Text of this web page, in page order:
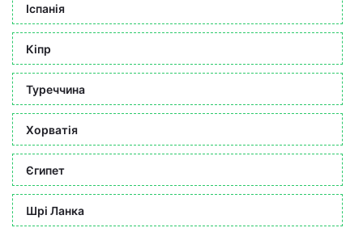
Іспанія
Кіпр
Туреччина
Хорватія
Єгипет
Шрі Ланка